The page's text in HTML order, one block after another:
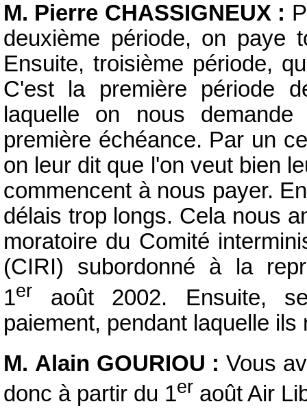
M. Pierre CHASSIGNEUX :
deuxième période, on paye
Ensuite, troisième période,
C'est la première période
laquelle on nous
première échéance. Par un
on leur dit que l'on veut bien
commencent à nous payer.
délais trop longs. Cela nous
moratoire du Comité
(CIRI) subordonné à la
1er août 2002. Ensuite,
paiement, pendant laquelle
M. Alain GOURIOU : Vous
donc à partir du 1er août Air